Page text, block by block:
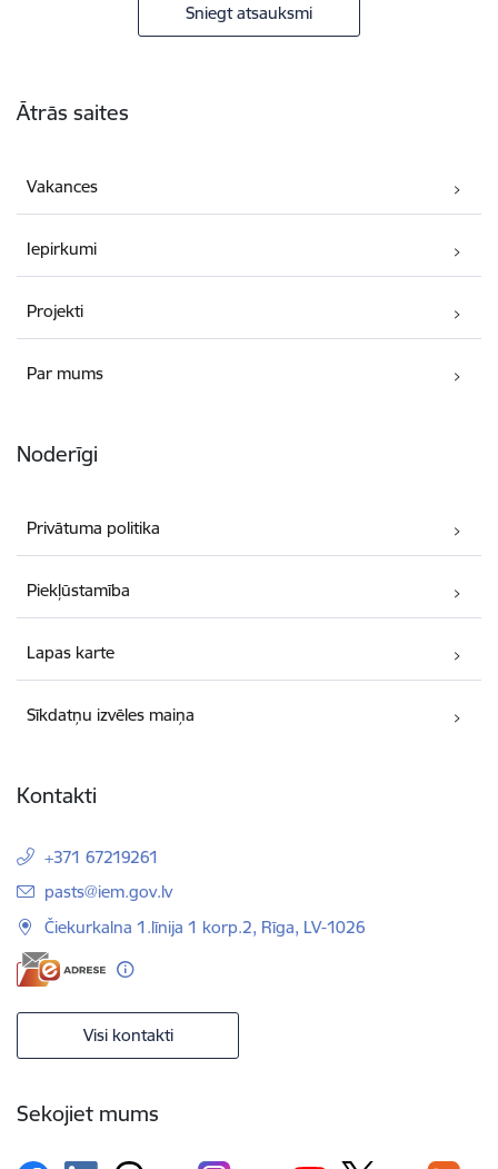
Sniegt atsauksmi
Ātrās saites
Vakances
Iepirkumi
Projekti
Par mums
Noderīgi
Privātuma politika
Piekļūstamība
Lapas karte
Sīkdatņu izvēles maiņa
Kontakti
+371 67219261
E-pasts:
pasts@iem.gov.lv
Čiekurkalna 1.līnija 1 korp.2, Rīga, LV-1026
Visi kontakti
Sekojiet mums